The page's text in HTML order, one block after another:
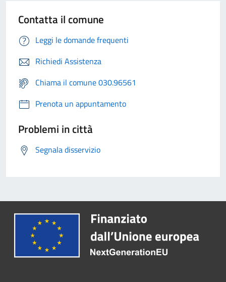
Contatta il comune
Leggi le domande frequenti
Richiedi Assistenza
Chiama il comune 030.96561
Prenota un appuntamento
Problemi in città
Segnala disservizio